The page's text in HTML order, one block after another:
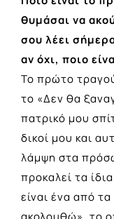
θυμάσαι να
σου λέει
αν όχι, ποιο
Το πρώτο
το «Δεν θα
πατρικό μου
δικοί μου και
λάμψη στα
προκαλεί τα
είναι ένα από